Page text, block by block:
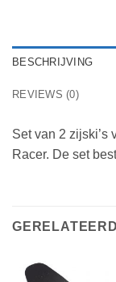
BESCHRIJVING
REVIEWS (0)
Set van 2 zijski’s
Racer. De set